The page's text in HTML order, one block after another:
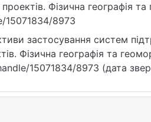
Фізична географія
15071834/8973
застосування систем
Фізична географія та
15071834/8973 (дата